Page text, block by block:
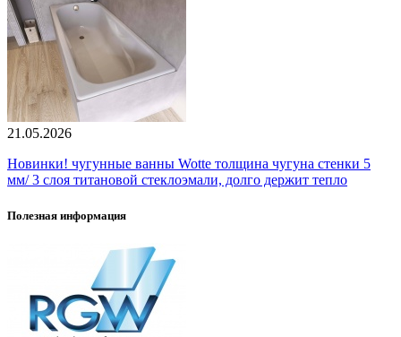
21.05.2026
Новинки! чугунные ванны Wotte толщина чугуна стенки 5
мм/ 3 слоя титановой стеклоэмали, долго держит тепло
Полезная информация